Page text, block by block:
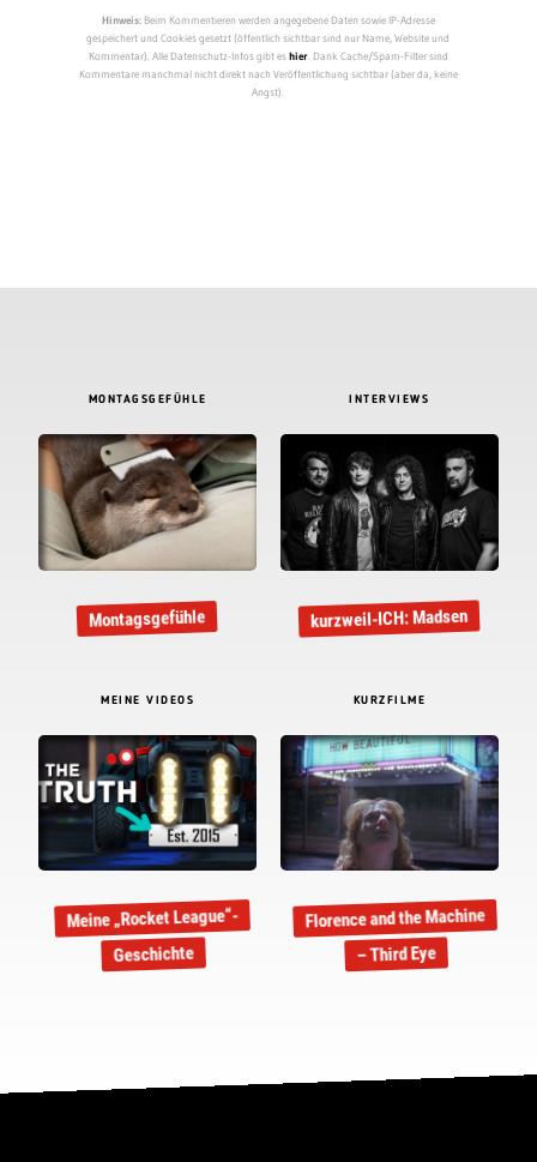
Hinweis:Beim Kommentieren werden angegebene Daten sowie IP-Adresse
gespeichert und Cookies gesetzt (öffentlich sichtbar sind nur Name, Website und
Kommentar). Alle Datenschutz-Infos gibt eshier. Dank Cache/Spam-Filter sind
Kommentare manchmal nicht direkt nach Veröffentlichung sichtbar (aber da, keine
Angst).
MONTAGSGEFÜHLE
Montagsgefühle
INTERVIEWS
kurzweil-ICH: Madsen
MEINE VIDEOS
Meine „Rocket League“-
Geschichte
KURZFILME
Florence and the Machine
– Third Eye